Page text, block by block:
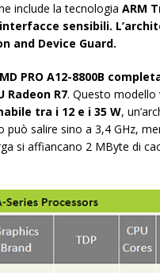
include la tecnologia ARM
sensibili.
and Device Guard.
PRO A12-8800B
Radeon R7. Questo
tra i 12 e i 35 W,
può salire sino a 3,4 GHz,
si affiancano 2 MByte di